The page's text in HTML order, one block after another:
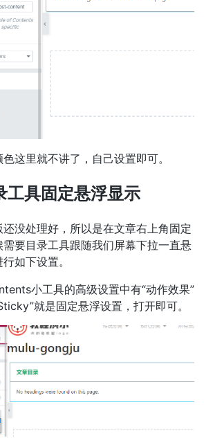
这里就不讲了，自己设置即可。
工具固定悬浮显示
没处理好，所以是在文章右上角固定
需要目录工具跟随我们屏幕下拉一直悬
如下设置。
小工具的高级设置中有“动作效果”
就是固定悬浮设置，打开即可。